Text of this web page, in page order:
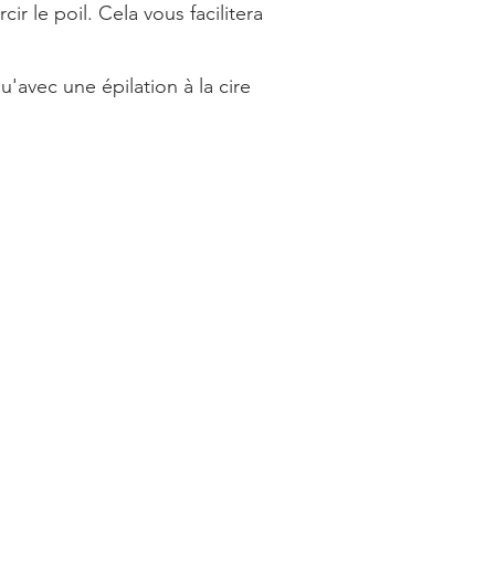
le poil. Cela vous facilitera
une épilation à la cire